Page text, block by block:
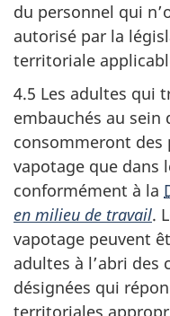
du personnel qui
autorisé par la
territoriale
4.5 Les adultes qui
embauchés au sein
consommeront
vapotage que dans
conformément à la
en milieu de travail.
vapotage peuvent
adultes à l’abri des
désignées qui
territoriales